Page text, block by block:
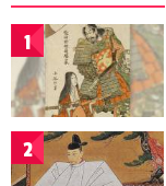
1
2